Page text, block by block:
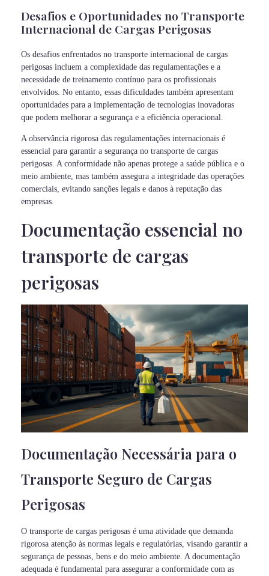
Desafios e Oportunidades no Transporte
Internacional de Cargas Perigosas
Os desafios enfrentados no transporte internacional de cargas
perigosas incluem a complexidade das regulamentações e a
necessidade de treinamento contínuo para os profissionais
envolvidos. No entanto, essas dificuldades também apresentam
oportunidades para a implementação de tecnologias inovadoras
que podem melhorar a segurança e a eficiência operacional.
A observância rigorosa das regulamentações internacionais é
essencial para garantir a segurança no transporte de cargas
perigosas. A conformidade não apenas protege a saúde pública e o
meio ambiente, mas também assegura a integridade das operações
comerciais, evitando sanções legais e danos à reputação das
empresas.
Documentação essencial no
transporte de cargas
perigosas
Documentação Necessária para o
Transporte Seguro de Cargas
Perigosas
O transporte de cargas perigosas é uma atividade que demanda
rigorosa atenção às normas legais e regulatórias, visando garantir a
segurança de pessoas, bens e do meio ambiente. A documentação
adequada é fundamental para assegurar a conformidade com as